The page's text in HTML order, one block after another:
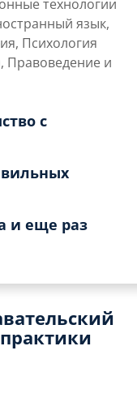
технологии
язык,
Психология
Правоведение и
с
и еще раз